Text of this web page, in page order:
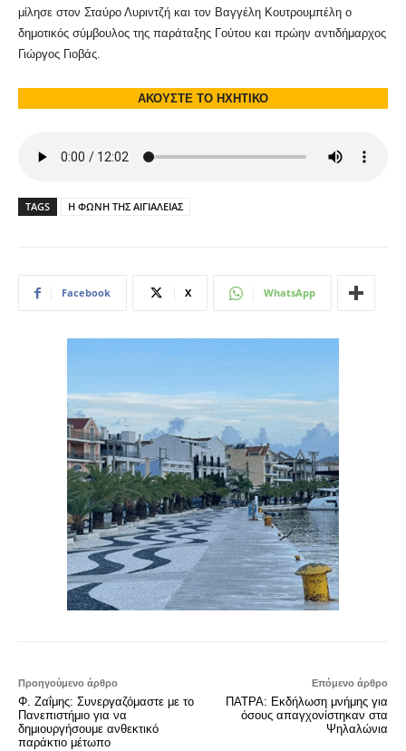
μίλησε στον Σταύρο Λυριντζή και τον Βαγγέλη Κουτρουμπέλη ο
δημοτικός σύμβουλος της παράταξης Γούτου και πρώην αντιδήμαρχος
Γιώργος Γιοβάς.
ΑΚΟΥΣΤΕ ΤΟ ΗΧΗΤΙΚΟ
TAGS Η ΦΩΝΗ ΤΗΣ ΑΙΓΙΑΛΕΙΑΣ
Facebook X WhatsApp
Προηγούμενο άρθρο
Φ. Ζαΐμης: Συνεργαζόμαστε με το
Πανεπιστήμιο για να
δημιουργήσουμε ανθεκτικό
παράκτιο μέτωπο
Επόμενο άρθρο
ΠΑΤΡΑ: Εκδήλωση μνήμης για
όσους απαγχονίστηκαν στα
Ψηλαλώνια